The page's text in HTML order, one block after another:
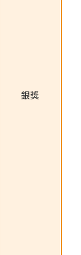
銀獎